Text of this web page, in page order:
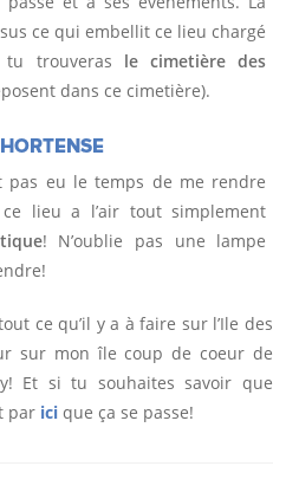
ce qui embellit ce lieu chargé
tu trouveras le cimetière des
dans ce cimetière).
pas eu le temps de me rendre
lieu a l’air tout simplement
! N’oublie pas une lampe
ce qu’il y a à faire sur l’Ile des
sur mon île coup de coeur de
Et si tu souhaites savoir que
par ici que ça se passe!